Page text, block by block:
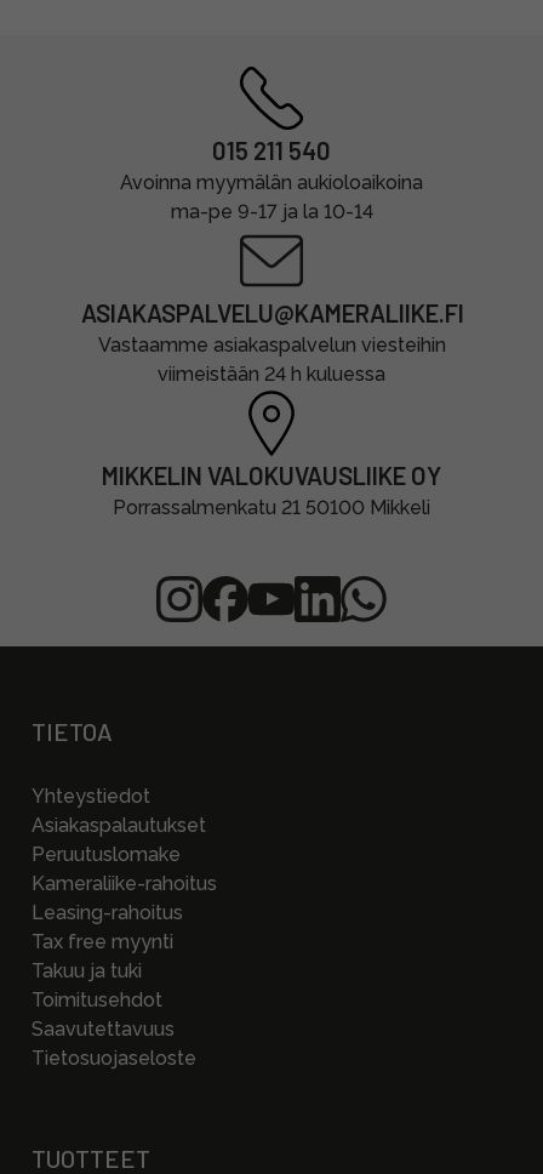
015 211 540
Avoinna myymälän aukioloaikoina
ma-pe 9-17 ja la 10-14
ASIAKASPALVELU@KAMERALIIKE.FI
Vastaamme asiakaspalvelun viesteihin
viimeistään 24 h kuluessa
MIKKELIN VALOKUVAUSLIIKE OY
Porrassalmenkatu 21 50100 Mikkeli
TIETOA
Yhteystiedot
Asiakaspalautukset
Peruutuslomake
Kameraliike-rahoitus
Leasing-rahoitus
Tax free myynti
Takuu ja tuki
Toimitusehdot
Saavutettavuus
Tietosuojaseloste
TUOTTEET